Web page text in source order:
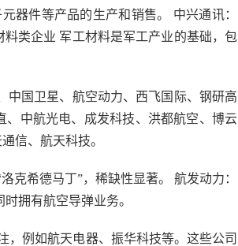
器件等产品的生产和销售。 中兴通讯：
类企业 军工材料是军工产业的基础，包
中国卫星、航空动力、西飞国际、钢研高
中航光电、成发科技、洪都航空、博云
信、航天科技。
克希德马丁”，稀缺性显著。 航发动力：
拥有航空导弹业务。
，例如航天电器、振华科技等。这些公司